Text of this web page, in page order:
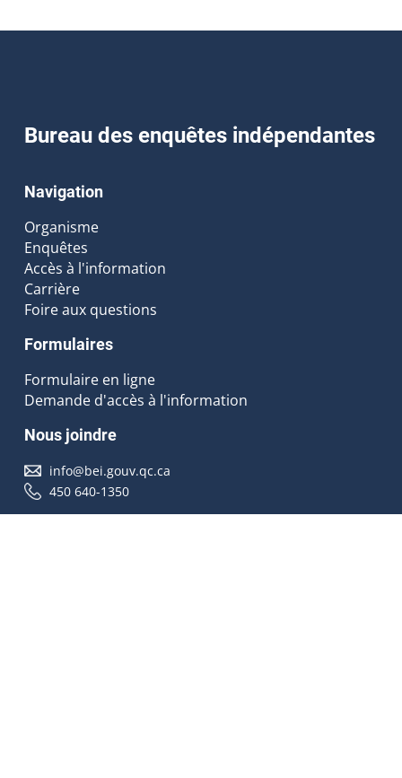
Bureau des enquêtes indépendantes
Navigation
Organisme
Enquêtes
Accès à l'information
Carrière
Foire aux questions
Formulaires
Formulaire en ligne
Demande d'accès à l'information
Nous joindre
info@bei.gouv.qc.ca
450 640-1350